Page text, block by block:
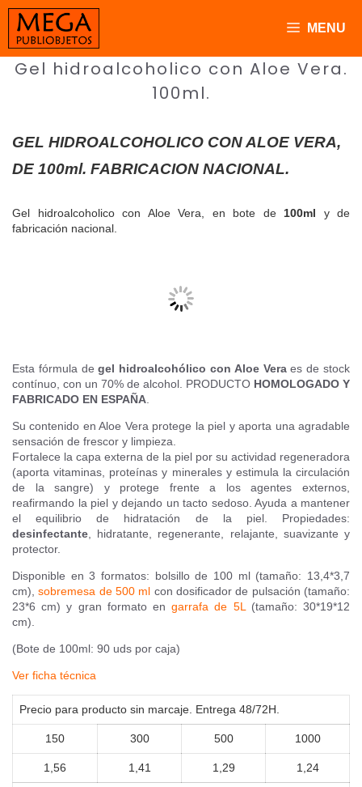
Saltar
contenido
MENU
Gel hidroalcoholico con Aloe Vera.
100ml.
GEL HIDROALCOHOLICO CON ALOE VERA,
DE 100ml. FABRICACION NACIONAL.
Gel hidroalcoholico con Aloe Vera, en bote de 100ml y de
fabricación nacional.
Esta fórmula degel hidroalcohólico con Aloe Veraes de stock
contínuo, con un 70% de alcohol. PRODUCTO HOMOLOGADO Y
FABRICADO EN ESPAÑA
Su contenido en Aloe Vera protege la piel y aporta una agradable
sensación de frescor y limpieza.
Fortalece la capa externa de la piel por su actividad regeneradora
(aporta vitaminas, proteínas y minerales y estimula la circulación
de la sangre) y protege frente a los agentes externos,
reafirmando la piel y dejando un tacto sedoso. Ayuda a mantener
el equilibrio de hidratación de la piel. Propiedades:
desinfectante , hidratante, regenerante, relajante, suavizante y
protector.
Disponible en 3 formatos: bolsillo de 100 ml (tamaño: 13,4*3,7
cm),sobremesa de 500 ml con dosificador de pulsación (tamaño:
23*6 cm) y gran formato engarrafa de 5L
(tamaño: 30*19*12
cm).
(Bote de 100ml: 90 uds por caja)
Ver ficha técnica
Precio para producto sin marcaje. Entrega 48/72H.
150 300 500 1000
1,56 1,41 1,29 1,24